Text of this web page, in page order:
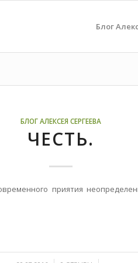
Блог
БЛОГ АЛЕКСЕЯ СЕРГЕЕВА
ЧЕСТЬ.
приятия